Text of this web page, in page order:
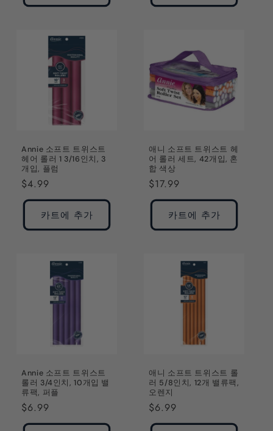
Annie 소프트 트위스트
헤어 롤러 1 3/16인치, 3
개입, 플럼
정
가
$4.99
카트에 추가
애니 소프트 트위스트 헤
어 롤러 세트, 42개입, 혼
합 색상
정
가
$17.99
카트에 추가
Annie 소프트 트위스트
롤러 3/4인치, 10개입 밸
류팩, 퍼플
정
가
$6.99
애니 소프트 트위스트 롤
러 5/8인치, 12개 밸류팩,
오렌지
정
가
$6.99